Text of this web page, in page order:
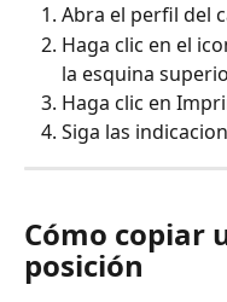
Abra el perfil del
Haga clic en el
la esquina
Haga clic en
Siga las
Cómo copiar
posición